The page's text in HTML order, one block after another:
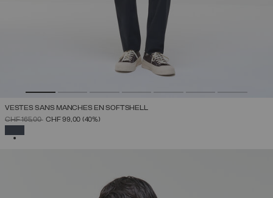
VESTES SANS MANCHES EN SOFTSHELL
PRIX RÉDUIT DE
CHF 165,00ÀCHF 99,00 (40%)